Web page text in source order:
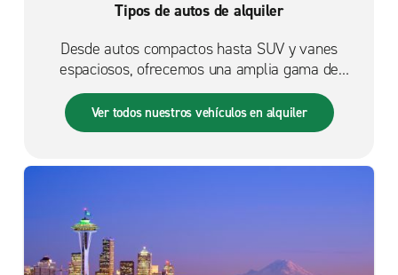
Tipos de autos de alquiler
Desde autos compactos hasta SUV y vanes
espaciosos, ofrecemos una amplia gama de
vehículos confiables que se adaptan a tus
necesidades.
Ver todos nuestros vehículos en alquiler